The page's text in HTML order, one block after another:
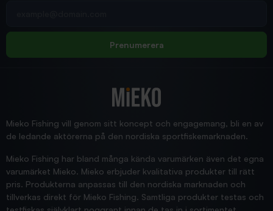
Jensa
Prenumerera
Mieko Fishing vill genom sitt koncept och engagemang, bli en av
de ledande aktörerna på den nordiska sportfiskemarknaden.
Mieko Fishing har bland många kända varumärken även det egna
varumärket Mieko. Mieko erbjuder kvalitativa produkter till rätt
pris. Produkterna anpassas till den nordiska marknaden och
tillverkas direkt för Mieko Fishing. Samtliga produkter testas och